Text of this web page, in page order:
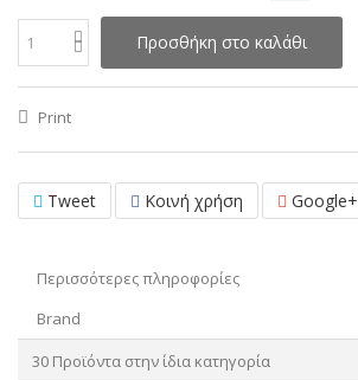
Προσθήκη στο καλάθι
Print
Tweet Κοινή χρήση Google+
Περισσότερες πληροφορίες
Brand
30 Προϊόντα στην ίδια κατηγορία